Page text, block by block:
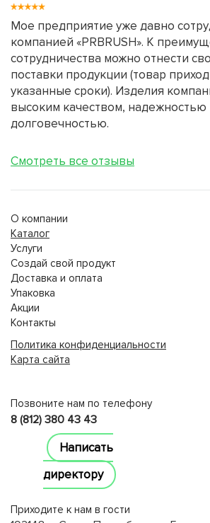
Мое предприятие уже давно
компанией «PRBRUSH». К
сотрудничества можно отнести
поставки продукции (товар
указанные сроки). Изделия
высоким качеством, надежностью
долговечностью.
Смотреть все отзывы
О компании
Каталог
Услуги
Создай свой продукт
Доставка и оплата
Упаковка
Акции
Контакты
Политика конфиденциальности
Карта сайта
Позвоните нам по телефону
8 (812) 380 43 43
Написать
директору
Приходите к нам в гости